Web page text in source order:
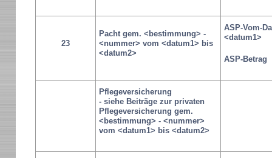
23
Pacht gem. <bestimmung> -
<nummer> vom <datum1> bis
<datum2>
ASP-Vom-
<datum1>
ASP-Betrag
Pflegeversicherung
- siehe Beiträge zur privaten
Pflegeversicherung gem.
<bestimmung> - <nummer>
vom <datum1> bis <datum2>